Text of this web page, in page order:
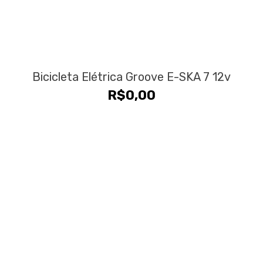
Bicicleta Elétrica Groove E-SKA 7 12v
R$0,00